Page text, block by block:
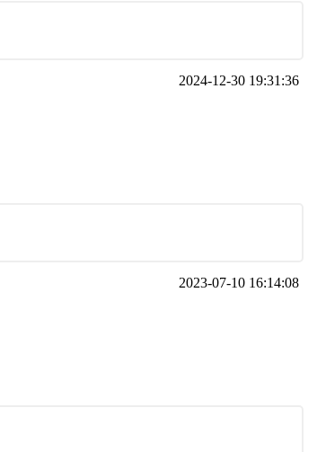
2024-12-30 19:31:36
2023-07-10 16:14:08